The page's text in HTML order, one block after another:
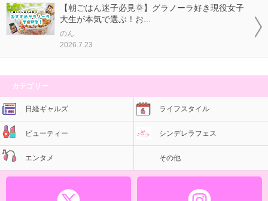
【朝ごはん迷子必見🌞】グラノーラ好き現役女子
大生が本気で選ぶ！お...
のん
2026.7.23
カテゴリー
日経ギャルズ ライフスタイル
ビューティー シンデレラフェス
エンタメ その他